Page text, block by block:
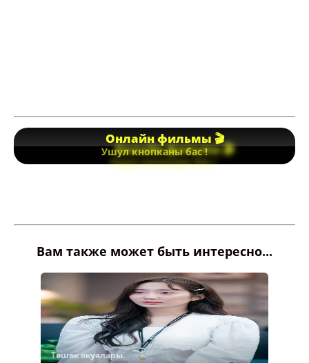
Онлайн фильмы 🎬
Ушул кнопканы бас !
Вам также может быть интересно...
Төшөк окуялары.